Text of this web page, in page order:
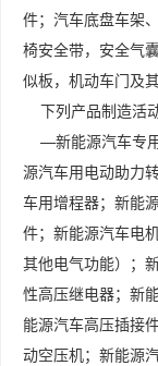
件；汽车底盘车架
椅安全带，安全气
似板，机动车门及
下列产品制造活
—新能源汽车专
源汽车用电动助力
车用增程器；新能
件；新能源汽车电
其他电气功能）；
性高压继电器；新
能源汽车高压插接
动空压机；新能源